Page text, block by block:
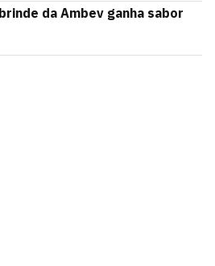
da Ambev ganha sabor